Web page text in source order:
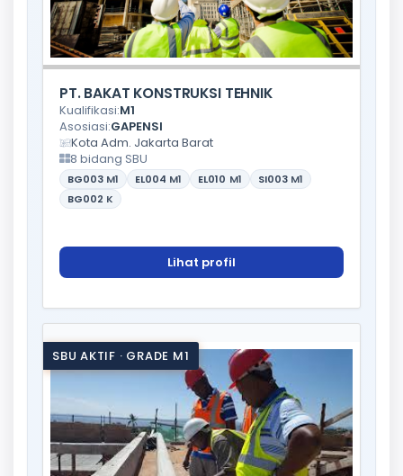
PT. BAKAT KONSTRUKSI TEHNIK
Kualifikasi:M1
Asosiasi:GAPENSI
Kota Adm. Jakarta Barat
8 bidang SBU
BG003 M1 EL004 M1 EL010 M1 SI003 M1
BG002 K
Lihat profil
SBU AKTIF · GRADE M1